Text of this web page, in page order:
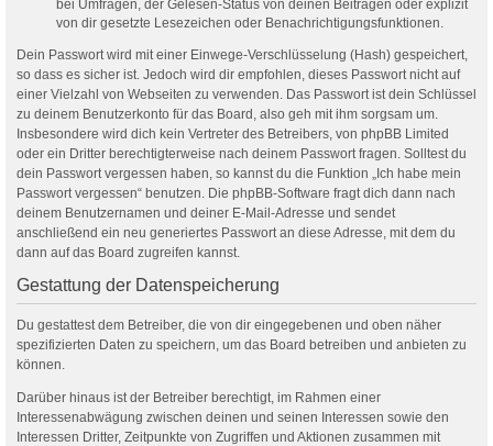
bei Umfragen, der Gelesen-Status von deinen Beiträgen oder explizit
von dir gesetzte Lesezeichen oder Benachrichtigungsfunktionen.
Dein Passwort wird mit einer Einwege-Verschlüsselung (Hash) gespeichert,
so dass es sicher ist. Jedoch wird dir empfohlen, dieses Passwort nicht auf
einer Vielzahl von Webseiten zu verwenden. Das Passwort ist dein Schlüssel
zu deinem Benutzerkonto für das Board, also geh mit ihm sorgsam um.
Insbesondere wird dich kein Vertreter des Betreibers, von phpBB Limited
oder ein Dritter berechtigterweise nach deinem Passwort fragen. Solltest du
dein Passwort vergessen haben, so kannst du die Funktion „Ich habe mein
Passwort vergessen“ benutzen. Die phpBB-Software fragt dich dann nach
deinem Benutzernamen und deiner E-Mail-Adresse und sendet
anschließend ein neu generiertes Passwort an diese Adresse, mit dem du
dann auf das Board zugreifen kannst.
Gestattung der Datenspeicherung
Du gestattest dem Betreiber, die von dir eingegebenen und oben näher
spezifizierten Daten zu speichern, um das Board betreiben und anbieten zu
können.
Darüber hinaus ist der Betreiber berechtigt, im Rahmen einer
Interessenabwägung zwischen deinen und seinen Interessen sowie den
Interessen Dritter, Zeitpunkte von Zugriffen und Aktionen zusammen mit